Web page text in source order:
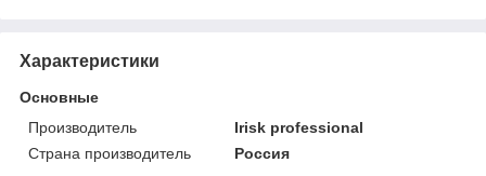
Характеристики
Основные
Производитель
Irisk professional
Страна производитель
Россия